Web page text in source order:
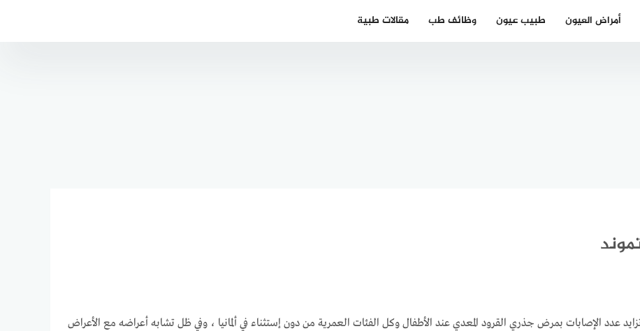
أمراض العيون طبيب عيون وظائف طب مقالات طبية
عدد الإصابات بمرض جذري القرود المعدي عند الأطفال وكل الفئات العمرية من دون إستثناء في ألمانيا ، وفي ظل تشابه أعراضه مع الأعراض